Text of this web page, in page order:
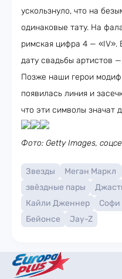
ускользнуло, что на
одинаковые тату. На
римская цифра 4 — «IV».
дату свадьбы артистов
Позже наши герои
появилась линия и
что эти символы значат
Фото: Getty Images,
Звезды Меган Маркл
звёздные пары
Кайли Дженнер
Софи
Бейонсе
Jay-Z